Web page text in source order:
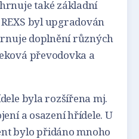
také základní
byl upgradován
doplnění různých
převodovka a
byla rozšířena mj.
a osazení hřídele. U
bylo přidáno mnoho